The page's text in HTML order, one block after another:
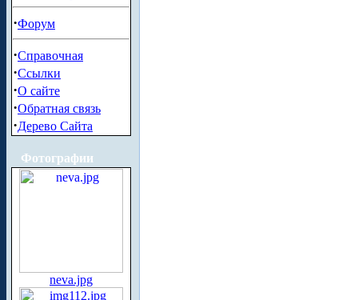
·Форум
·Справочная
·Ссылки
·О сайте
·Обратная связь
·Дерево Сайта
Фотографии
neva.jpg